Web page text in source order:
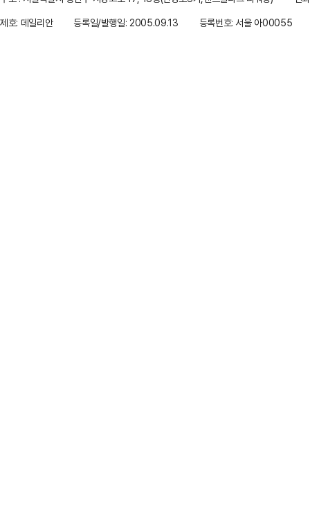
제호: 데일리안
등록일/발행일: 2005.09.13 등록번호: 서울 아00055